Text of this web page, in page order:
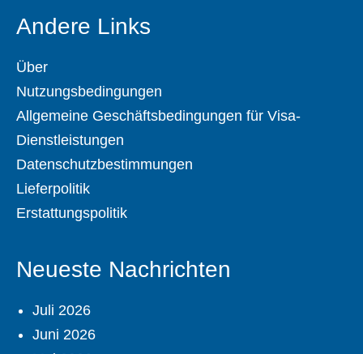
Andere Links
Über
Nutzungsbedingungen
Allgemeine Geschäftsbedingungen für Visa-
Dienstleistungen
Datenschutzbestimmungen
Lieferpolitik
Erstattungspolitik
Neueste Nachrichten
Juli 2026
Juni 2026